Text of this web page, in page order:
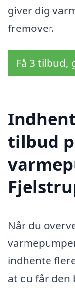
giver dig
fremover.
Få 3 tilbud,
tilbud
Når du
indhente
at du får den